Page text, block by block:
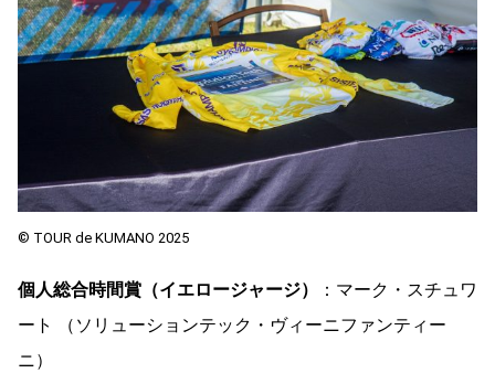
© TOUR de KUMANO 2025
個人総合時間賞（イエロージャージ）
：マーク・スチュワ
ート （ソリューションテック・ヴィーニファンティー
ニ）